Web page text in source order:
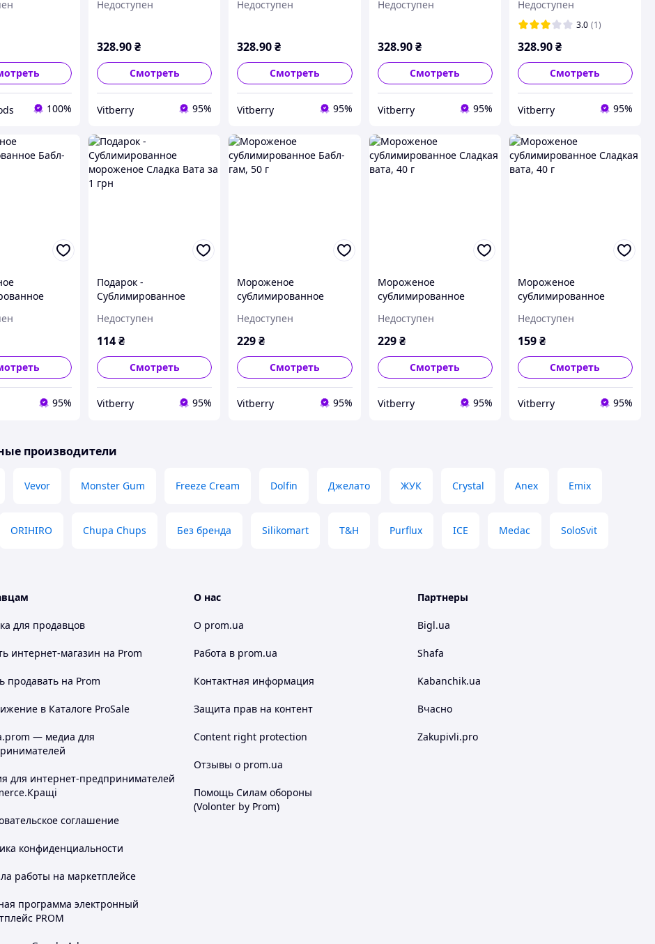
100%
вишневое, 100г
Недоступен
328.90₴
Смотреть
Vitberry 95%
пломбир, 100г
Недоступен
328.90₴
Смотреть
Vitberry 95%
вишневое, 100г
Недоступен
328.90 ₴
Смотреть
Vitberry 95%
клубничное, 100г
Недоступен
3.0 (1)
328.90₴
Смотреть
Vitberry 95%
95%
Подарок -
Сублимированное
Вата за 1 грн
Недоступен
114₴
Смотреть
Vitberry 95%
Мороженое
сублимированное
Недоступен
229₴
Смотреть
Vitberry 95%
Мороженое
сублимированное
Недоступен
229 ₴
Смотреть
Vitberry 95%
Мороженое
сублимированное
Недоступен
159₴
Смотреть
Vitberry 95%
производители
Vevor Monster Gum Freeze Cream Dolfin Джелато ЖУК Crystal Anex Emix
ORIHIRO Chupa Chups Без бренда Silikomart T&H Purflux ICE Medac SoloSvit
для продавцов
интернет-магазин на Prom
продавать на Prom
в Каталоге ProSale
— медиа для
для интернет-предпринимателей
соглашение
конфиденциальности
работы на маркетплейсе
программа электронный
PROM
О нас
О prom.ua
Работа в prom.ua
Контактная информация
Защита прав на контент
Content right protection
Отзывы о prom.ua
Помощь Силам обороны
(Volonter by Prom)
Партнеры
Bigl.ua
Shafa
Kabanchik.ua
Вчасно
Zakupivli.pro